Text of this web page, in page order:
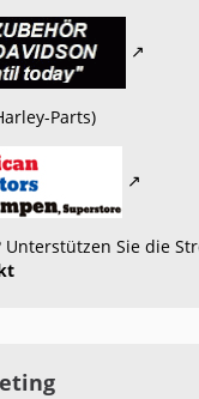
Parts)
Sie die